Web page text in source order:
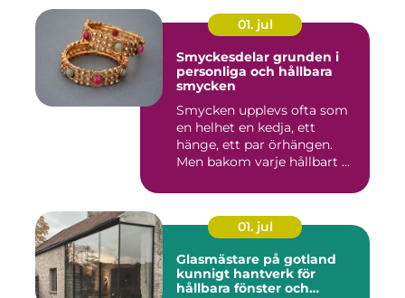
01. jul
Smyckesdelar grunden i
personliga och hållbara
smycken
Smycken upplevs ofta som
en helhet en kedja, ett
hänge, ett par örhängen.
Men bakom varje hållbart ...
01. jul
Glasmästare på gotland
kunnigt hantverk för
hållbara fönster och